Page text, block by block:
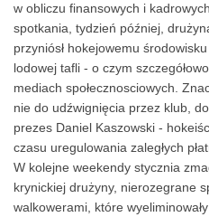
w obliczu finansowych i
spotkania, tydzień później,
przyniósł hokejowemu
lodowej tafli - o czym
mediach społecznosciowych.
nie do udźwignięcia przez klub,
prezes Daniel Kaszowski -
czasu uregulowania zaległych
W kolejne weekendy stycznia
krynickiej drużyny, nierozegrane
walkowerami, które